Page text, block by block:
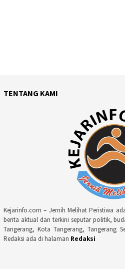
TENTANG KAMI
Kejarinfo.com – Jernih Melihat Peristiwa
berita aktual dan terkini seputar politik,
Tangerang, Kota Tangerang, Tangerang
Redaksi ada di halaman Redaksi